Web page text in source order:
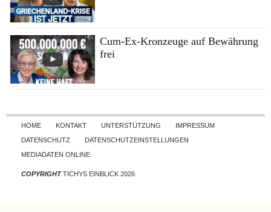
Cum-Ex-Kronzeuge auf Bewährung
frei
Skip to content
HOME KONTAKT UNTERSTÜTZUNG
IMPRESSUM
DATENSCHUTZ
DATENSCHUTZEINSTELLUNGEN
MEDIADATEN ONLINE
COPYRIGHTTICHYS EINBLICK 2026